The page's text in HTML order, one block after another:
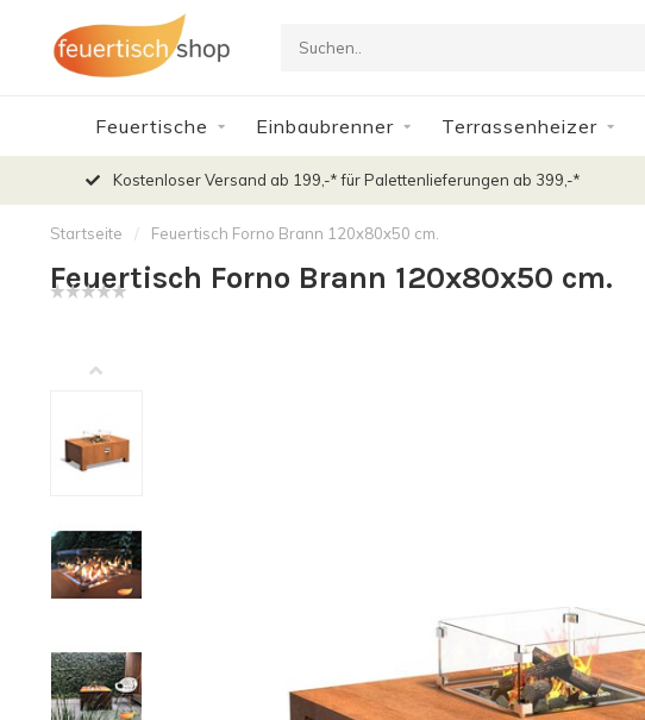
Feuertische Einbaubrenner Terrassenheizer
Kostenloser Versand ab 199,-* für Palettenlieferungen ab 399,-*
Startseite / Feuertisch Forno Brann 120x80x50 cm.
Feuertisch Forno Brann 120x80x50 cm.